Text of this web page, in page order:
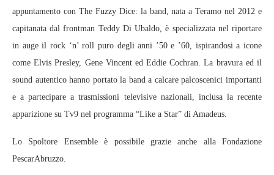
appuntamento con The Fuzzy Dice: la band, nata a Teramo nel 2012 e
capitanata dal frontman Teddy Di Ubaldo, è specializzata nel riportare
in auge il rock ‘n’ roll puro degli anni ’50 e ’60, ispirandosi a icone
come Elvis Presley, Gene Vincent ed Eddie Cochran. La bravura ed il
sound autentico hanno portato la band a calcare palcoscenici importanti
e a partecipare a trasmissioni televisive nazionali, inclusa la recente
apparizione su Tv9 nel programma “Like a Star” di Amadeus.
Lo Spoltore Ensemble è possibile grazie anche alla Fondazione
PescarAbruzzo.